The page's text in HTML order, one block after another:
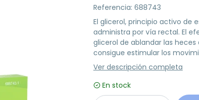
Referencia: 688743
El glicerol, principio activo de
administra por vía rectal. El
glicerol de ablandar las
consigue estimular los
Ver descripción completa
En stock